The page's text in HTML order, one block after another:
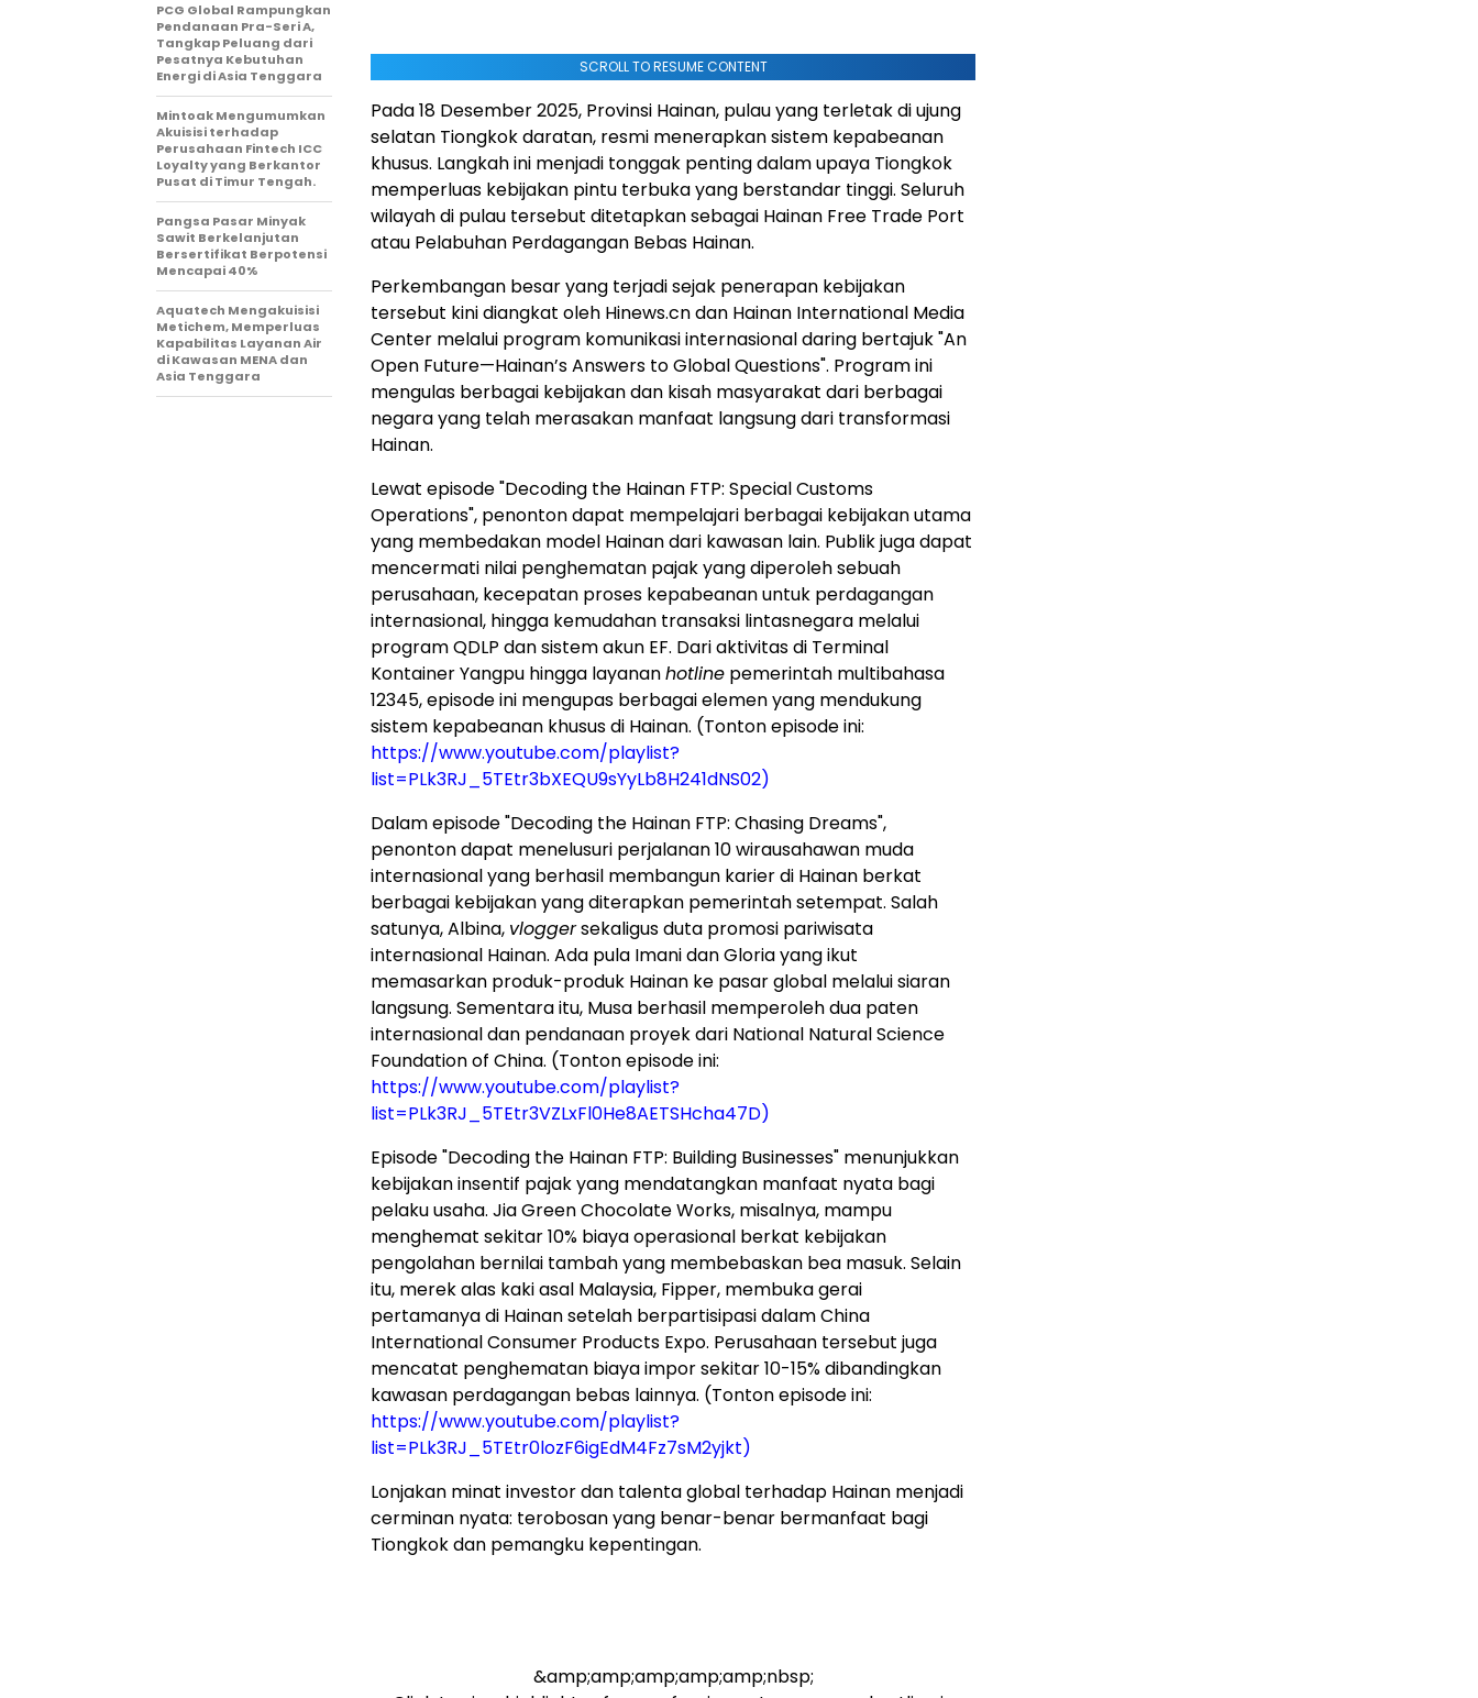
SCROLL TO RESUME CONTENT
Pada 18 Desember 2025, Provinsi Hainan, pulau yang terletak di ujung
selatan Tiongkok daratan, resmi menerapkan sistem kepabeanan
khusus. Langkah ini menjadi tonggak penting dalam upaya Tiongkok
memperluas kebijakan pintu terbuka yang berstandar tinggi. Seluruh
wilayah di pulau tersebut ditetapkan sebagai Hainan Free Trade Port
atau Pelabuhan Perdagangan Bebas Hainan.
Perkembangan besar yang terjadi sejak penerapan kebijakan
tersebut kini diangkat oleh Hinews.cn dan Hainan International Media
Center melalui program komunikasi internasional daring bertajuk "An
Open Future—Hainan’s Answers to Global Questions". Program ini
mengulas berbagai kebijakan dan kisah masyarakat dari berbagai
negara yang telah merasakan manfaat langsung dari transformasi
Hainan.
Lewat episode "Decoding the Hainan FTP: Special Customs
Operations", penonton dapat mempelajari berbagai kebijakan utama
yang membedakan model Hainan dari kawasan lain. Publik juga dapat
mencermati nilai penghematan pajak yang diperoleh sebuah
perusahaan, kecepatan proses kepabeanan untuk perdagangan
internasional, hingga kemudahan transaksi lintasnegara melalui
program QDLP dan sistem akun EF. Dari aktivitas di Terminal
Kontainer Yangpu hingga layananhotline pemerintah multibahasa
12345, episode ini mengupas berbagai elemen yang mendukung
sistem kepabeanan khusus di Hainan. (Tonton episode ini:
https://www.youtube.com/playlist?
list=PLk3RJ_5TEtr3bXEQU9sYyLb8H241dNS02)
Dalam episode "Decoding the Hainan FTP: Chasing Dreams",
penonton dapat menelusuri perjalanan 10 wirausahawan muda
internasional yang berhasil membangun karier di Hainan berkat
berbagai kebijakan yang diterapkan pemerintah setempat. Salah
satunya, Albina, vloggersekaligus duta promosi pariwisata
internasional Hainan. Ada pula Imani dan Gloria yang ikut
memasarkan produk-produk Hainan ke pasar global melalui siaran
langsung. Sementara itu, Musa berhasil memperoleh dua paten
internasional dan pendanaan proyek dari National Natural Science
Foundation of China. (Tonton episode ini:
https://www.youtube.com/playlist?
list=PLk3RJ_5TEtr3VZLxFl0He8AETSHcha47D)
Episode "Decoding the Hainan FTP: Building Businesses" menunjukkan
kebijakan insentif pajak yang mendatangkan manfaat nyata bagi
pelaku usaha. Jia Green Chocolate Works, misalnya, mampu
menghemat sekitar 10% biaya operasional berkat kebijakan
pengolahan bernilai tambah yang membebaskan bea masuk. Selain
itu, merek alas kaki asal Malaysia, Fipper, membuka gerai
pertamanya di Hainan setelah berpartisipasi dalam China
International Consumer Products Expo. Perusahaan tersebut juga
mencatat penghematan biaya impor sekitar 10-15% dibandingkan
kawasan perdagangan bebas lainnya. (Tonton episode ini:
https://www.youtube.com/playlist?
list=PLk3RJ_5TEtr0lozF6igEdM4Fz7sM2yjkt)
Lonjakan minat investor dan talenta global terhadap Hainan menjadi
cerminan nyata: terobosan yang benar-benar bermanfaat bagi
Tiongkok dan pemangku kepentingan.
&amp;amp;amp;amp;amp;nbsp;
PCG Global Rampungkan
Pendanaan Pra-Seri A,
Tangkap Peluang dari
Pesatnya Kebutuhan
Energi di Asia Tenggara
Mintoak Mengumumkan
Akuisisi terhadap
Perusahaan Fintech ICC
Loyalty yang Berkantor
Pusat di Timur Tengah.
Pangsa Pasar Minyak
Sawit Berkelanjutan
Bersertifikat Berpotensi
Mencapai 40%
Aquatech Mengakuisisi
Metichem, Memperluas
Kapabilitas Layanan Air
di Kawasan MENA dan
Asia Tenggara